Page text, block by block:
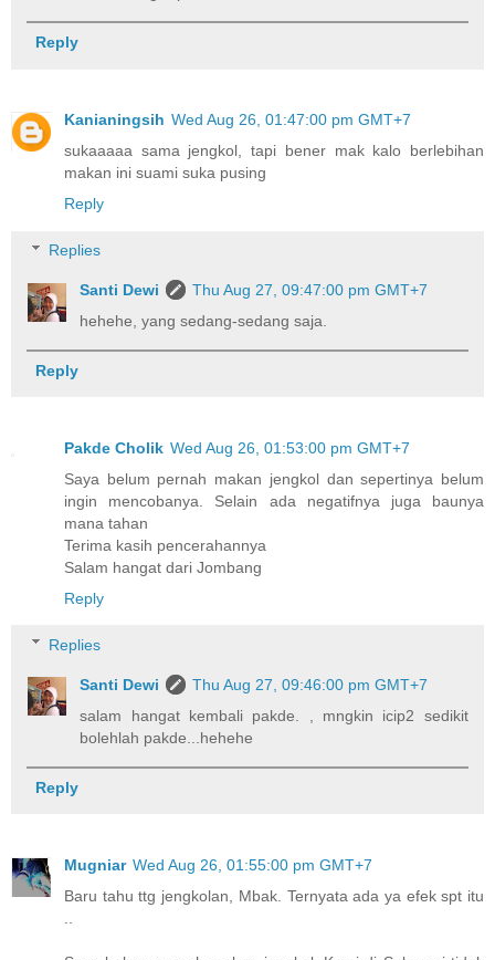
Reply
Kanianingsih Wed Aug 26, 01:47:00 pm GMT+7
sukaaaaa sama jengkol, tapi bener mak kalo berlebihan
makan ini suami suka pusing
Reply
Replies
Santi Dewi
Thu Aug 27, 09:47:00 pm GMT+7
hehehe, yang sedang-sedang saja.
Reply
Pakde Cholik Wed Aug 26, 01:53:00 pm GMT+7
Saya belum pernah makan jengkol dan sepertinya belum
ingin mencobanya. Selain ada negatifnya juga baunya
mana tahan
Terima kasih pencerahannya
Salam hangat dari Jombang
Reply
Replies
Santi Dewi
Thu Aug 27, 09:46:00 pm GMT+7
salam hangat kembali pakde. , mngkin icip2 sedikit
bolehlah pakde...hehehe
Reply
Mugniar Wed Aug 26, 01:55:00 pm GMT+7
Baru tahu ttg jengkolan, Mbak. Ternyata ada ya efek spt itu